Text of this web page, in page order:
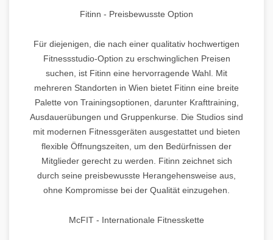
Fitinn - Preisbewusste Option
Für diejenigen, die nach einer qualitativ hochwertigen
Fitnessstudio-Option zu erschwinglichen Preisen
suchen, ist Fitinn eine hervorragende Wahl. Mit
mehreren Standorten in Wien bietet Fitinn eine breite
Palette von Trainingsoptionen, darunter Krafttraining,
Ausdauerübungen und Gruppenkurse. Die Studios sind
mit modernen Fitnessgeräten ausgestattet und bieten
flexible Öffnungszeiten, um den Bedürfnissen der
Mitglieder gerecht zu werden. Fitinn zeichnet sich
durch seine preisbewusste Herangehensweise aus,
ohne Kompromisse bei der Qualität einzugehen.
McFIT - Internationale Fitnesskette